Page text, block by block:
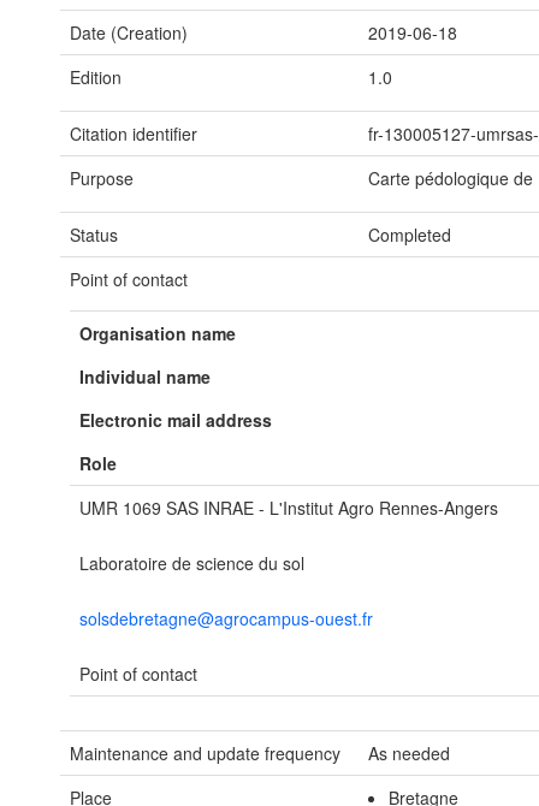
Date (Creation)
2019-06-18
Edition
1.0
Citation identifier
fr-130005127-
Purpose
Carte pédologique
Status
Completed
Point of contact
Organisation name
Individual name
Electronic mail address
Role
UMR 1069 SAS INRAE - L'Institut Agro Rennes-Angers
Laboratoire de science du sol
solsdebretagne@agrocampus-ouest.fr
Point of contact
Maintenance and update frequency
As needed
Place
Bretagne